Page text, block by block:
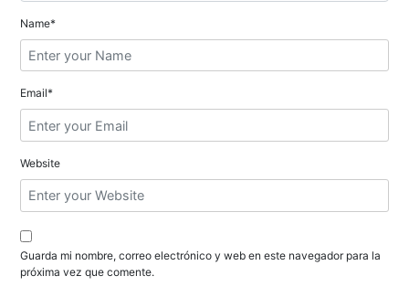
e
n
t
r
a
d
a
s
Name*
Email*
Website
Guarda mi nombre, correo electrónico y web en este navegador para la
próxima vez que comente.